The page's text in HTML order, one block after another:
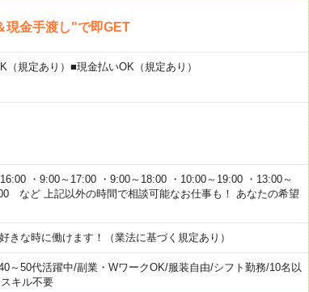
現金手渡し"で即GET
規定あり）■現金払いOK（規定あり）
・9:00～17:00 ・9:00～18:00 ・10:00～19:00 ・13:00～
など 上記以外の時間で相談可能なお仕事も！ あなたの希望
きな時に働けます！（業法に基づく規定あり）
～50代活躍中/副業・WワークOK/服装自由/シフト勤務/10名以
キル不要